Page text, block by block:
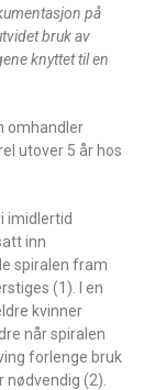
på
bruk av
knyttet til en
omhandler
utover 5 år hos
imidlertid
inn
spiralen fram
(1). I en
kvinner
når spiralen
forlenge bruk
nødvendig (2).